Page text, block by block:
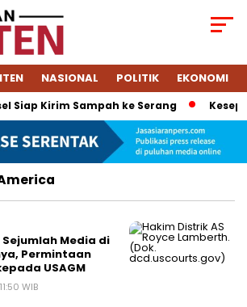
NASIONAL POLITIK EKONOMI
Siap Kirim Sampah ke Serang
Sejumlah Media di
Permintaan
USAGM
WIB